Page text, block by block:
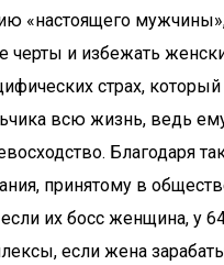
«настоящего мужчины»,
черты и избежать
страх, который
всю жизнь, ведь
Благодаря
принятому в
их босс женщина, у
если жена